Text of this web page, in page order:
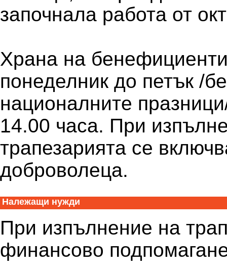
започнала работа от
Храна на
понеделник до петък /
националните
14.00 часа. При
трапезарията се
доброволеца.
Належащи нужди
При изпълнение на
финансово